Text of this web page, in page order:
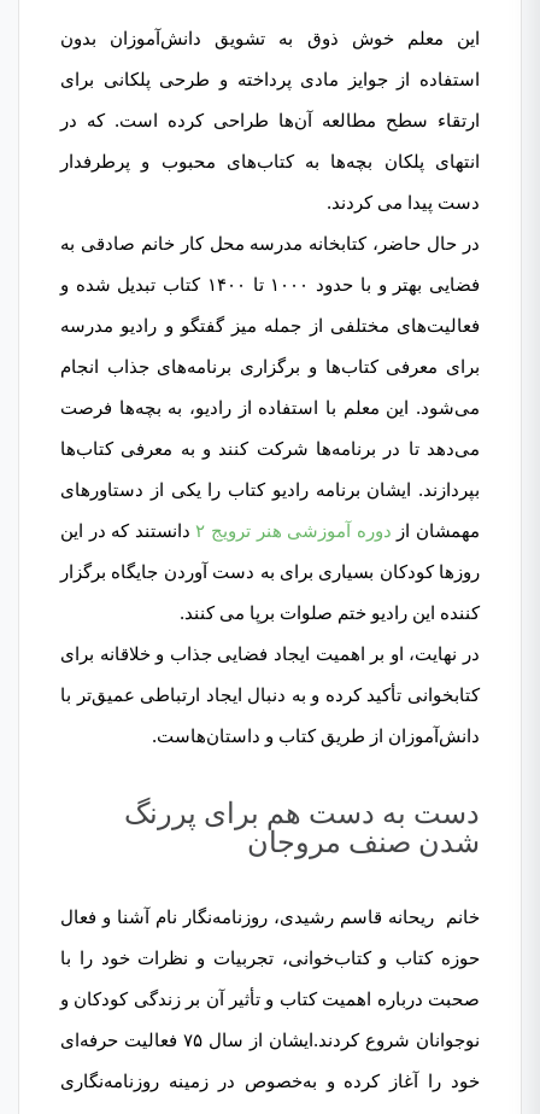
این معلم خوش ذوق به تشویق دانش‌آموزان بدون
استفاده از جوایز مادی پرداخته و طرحی پلکانی برای
ارتقاء سطح مطالعه آن‌ها طراحی کرده است. که در
انتهای پلکان بچه‌ها به کتاب‌های محبوب و پرطرفدار
دست پیدا می کردند.
در حال حاضر، کتابخانه مدرسه محل کار خانم صادقی به
فضایی بهتر و با حدود ۱۰۰۰ تا ۱۴۰۰ کتاب تبدیل شده و
فعالیت‌های مختلفی از جمله میز گفتگو و رادیو مدرسه
برای معرفی کتاب‌ها و برگزاری برنامه‌های جذاب انجام
می‌شود. این معلم با استفاده از رادیو، به بچه‌ها فرصت
می‌دهد تا در برنامه‌ها شرکت کنند و به معرفی کتاب‌ها
بپردازند. ایشان برنامه رادیو کتاب را یکی از دستاورهای
مهمشان از دوره آموزشی هنر ترویج ۲
دانستند که در این
روزها کودکان بسیاری برای به دست آوردن جایگاه برگزار
کننده این رادیو ختم صلوات برپا می کنند.
در نهایت، او بر اهمیت ایجاد فضایی جذاب و خلاقانه برای
کتابخوانی تأکید کرده و به دنبال ایجاد ارتباطی عمیق‌تر با
دانش‌آموزان از طریق کتاب و داستان‌هاست.
دست به دست هم برای پررنگ
شدن صنف مروجان
خانم ریحانه قاسم رشیدی، روزنامه‌نگار نام آشنا و فعال
حوزه کتاب و کتاب‌خوانی، تجربیات و نظرات خود را با
صحبت درباره اهمیت کتاب و تأثیر آن بر زندگی کودکان و
نوجوانان شروع کردند.ایشان از سال ۷۵ فعالیت حرفه‌ای
خود را آغاز کرده و به‌خصوص در زمینه روزنامه‌نگاری